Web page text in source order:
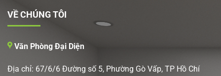
VỀ CHÚNG TÔI
Văn Phòng Đại Diện
Địa chỉ: 67/6/6 Đường số 5, Phường Gò Vấp, TP Hồ Chí